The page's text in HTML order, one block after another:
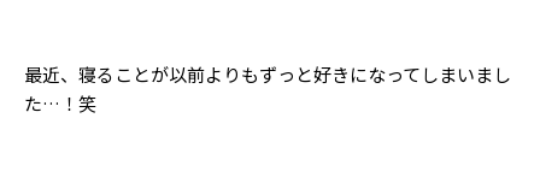
Instagram
YouTube
最近、寝ることが以前よりもずっと好きになってしまいまし
た…！笑